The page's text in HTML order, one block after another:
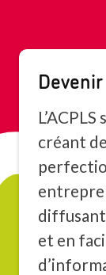
créant
diffusant
et en